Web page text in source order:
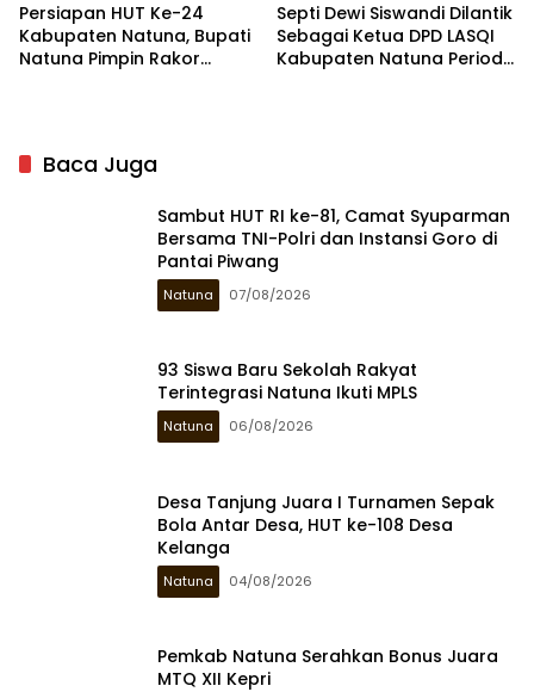
Persiapan HUT Ke-24
Kabupaten Natuna, Bupati
Natuna Pimpin Rakor
Septi Dewi Siswandi Dilantik
Sebagai Ketua DPD LASQI
Kabupaten Natuna Periode
Baca Juga
Sambut HUT RI ke-81, Camat Syuparman
Bersama TNI-Polri dan Instansi Goro di
Pantai Piwang
Natuna 07/08/2026
93 Siswa Baru Sekolah Rakyat
Terintegrasi Natuna Ikuti MPLS
Natuna 06/08/2026
Desa Tanjung Juara I Turnamen Sepak
Bola Antar Desa, HUT ke-108 Desa
Kelanga
Natuna 04/08/2026
Pemkab Natuna Serahkan Bonus Juara
MTQ XII Kepri